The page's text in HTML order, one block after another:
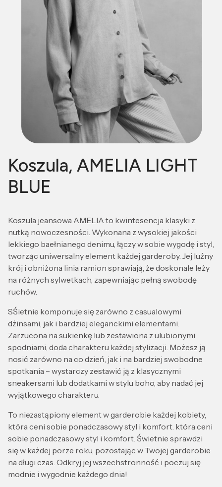
Koszula, AMELIA LIGHT
BLUE
Koszula jeansowa AMELIA to kwintesencja klasyki z
nutką nowoczesności. Wykonana z wysokiej jakości
lekkiego baełnianego denimu, łączy w sobie wygodę i styl,
tworząc uniwersalny element każdej garderoby. Jej luźny
krój i obniżona linia ramion sprawiają, że doskonale leży
na różnych sylwetkach, zapewniając pełną swobodę
ruchów.
SŚietnie komponuje się zarówno z casualowymi
dżinsami, jak i bardziej eleganckimi elementami.
Zarzucona na sukienkę lub zestawiona z ulubionymi
spodniami, doda charakteru każdej stylizacji. Możesz ją
nosić zarówno na co dzień, jak i na bardziej swobodne
spotkania – wystarczy zestawić ją z klasycznymi
sneakersami lub dodatkami w stylu boho, aby nadać jej
wyjątkowego charakteru.
To niezastąpiony element w garderobie każdej kobiety,
która ceni sobie ponadczasowy styl i komfort. która ceni
sobie ponadczasowy styl i komfort. Świetnie sprawdzi
się w każdej porze roku, pozostając w Twojej garderobie
na długi czas. Odkryj jej wszechstronność i poczuj się
modnie i wygodnie każdego dnia!